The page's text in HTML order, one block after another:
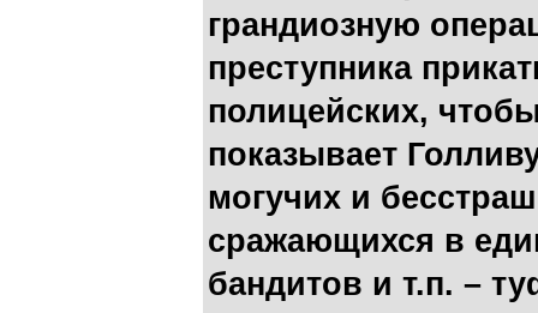
грандиозную
преступника
полицейских,
показывает
могучих и
сражающихся в
бандитов и т.п. –